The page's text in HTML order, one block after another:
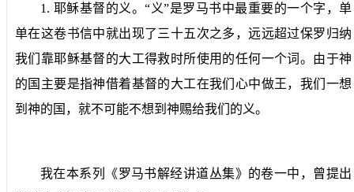
1. 耶稣基督的义。 “义”是罗马书中最重要的一个字，单
单在这卷书信中就出现了三十五次之多，远远超过保罗归纳
我们靠耶稣基督的大工得救时所使用的任何一个词。由于神
的国主要是指神借着基督的大工在我们心中做王，我们一想
到神的国，就不可能不想到神赐给我们的义。
我在本系列《罗马书解经讲道丛集》的卷一中，曾提出